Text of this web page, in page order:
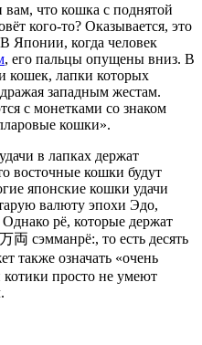
что кошка с поднятой
кого-то? Оказывается, это
Японии, когда человек
, его пальцы опущены вниз. В
кошек, лапки которых
западным жестам.
с монетками со знаком
кошки».
в лапках держат
восточные кошки будут
японские кошки удачи
валюту эпохи Эдо,
рё, которые держат
сэмманрё:, то есть десять
также означать «очень
просто не умеют